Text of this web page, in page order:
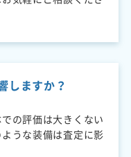
しますか？
の評価は大きくない
うな装備は査定に影